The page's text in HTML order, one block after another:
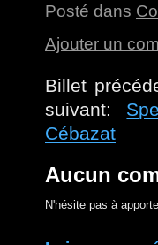
Posté dans
Ajouter un
Billet
suivant:
Cébazat
Aucun
N'hésite pas à